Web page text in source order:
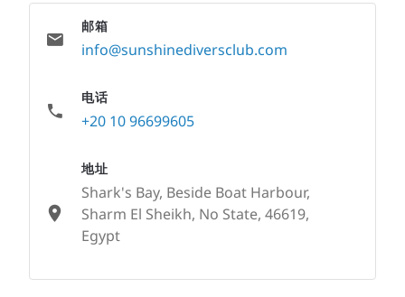
邮箱
info@sunshinediversclub.com
电话
+20 10 96699605
地址
Shark's Bay, Beside Boat Harbour,
Sharm El Sheikh, No State, 46619,
Egypt